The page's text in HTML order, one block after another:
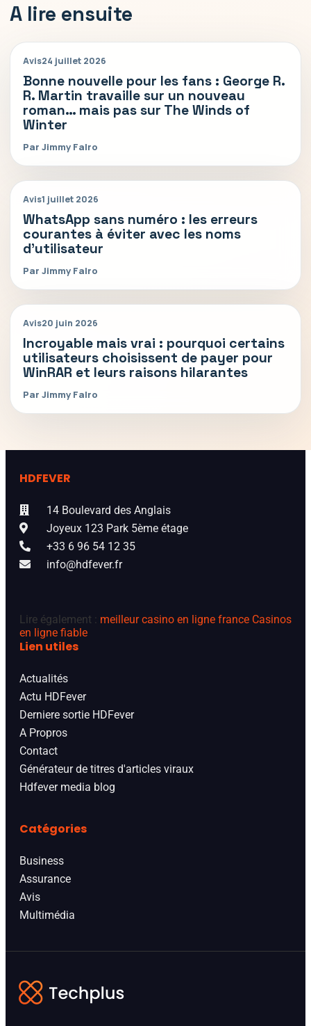
A lire ensuite
Avis24 juillet 2026
Bonne nouvelle pour les fans : George R.
R. Martin travaille sur un nouveau
roman… mais pas sur The Winds of
Winter
Par Jimmy Falro
Avis1 juillet 2026
WhatsApp sans numéro : les erreurs
courantes à éviter avec les noms
d’utilisateur
Par Jimmy Falro
Avis20 juin 2026
Incroyable mais vrai : pourquoi certains
utilisateurs choisissent de payer pour
WinRAR et leurs raisons hilarantes
Par Jimmy Falro
HDFEVER
14 Boulevard des Anglais
Joyeux 123 Park 5ème étage
+33 6 96 54 12 35
info@hdfever.fr
Lire également : meilleur casino en ligne france Casinos
en ligne fiable
Lien utiles
Actualités
Actu HDFever
Derniere sortie HDFever
A Propros
Contact
Générateur de titres d'articles viraux
Hdfever media blog
Catégories
Business
Assurance
Avis
Multimédia